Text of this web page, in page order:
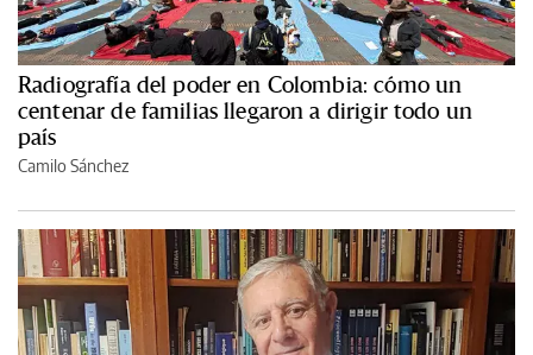
Radiografía del poder en Colombia: cómo un
centenar de familias llegaron a dirigir todo un
país
Camilo Sánchez